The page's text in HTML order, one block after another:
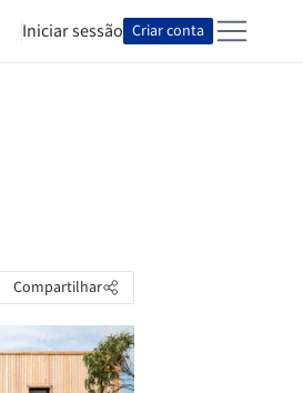
Iniciar sessão Criar conta
Compartilhar